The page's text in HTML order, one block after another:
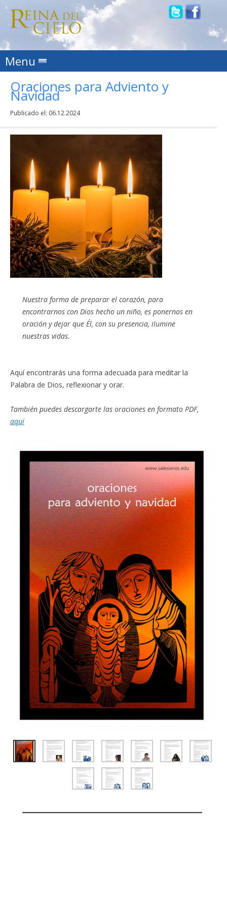
Menu Skip to content
Oraciones para Adviento y
Navidad
Publicado el: 06.12.2024
Nuestra forma de preparar el corazón, para
encontrarnos con Dios hecho un niño, es ponernos en
oración y dejar que Él, con su presencia, ilumine
nuestras vidas.
Aquí encontrarás una forma adecuada para meditar la
Palabra de Dios, reflexionar y orar.
También puedes descargarte las oraciones en formato PDF,
aquí